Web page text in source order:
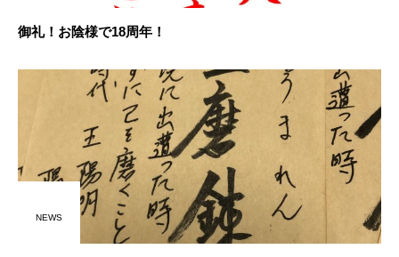
御礼！お陰様で18周年！
NEWS